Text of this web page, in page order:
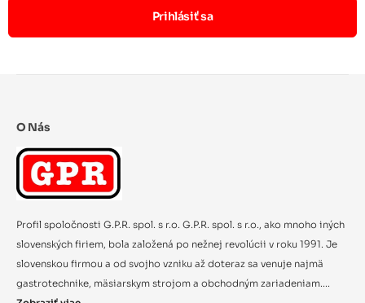
Prihlásiť sa
O Nás
Profil spoločnosti G.P.R. spol. s r.o. G.P.R. spol. s r.o., ako mnoho iných
slovenských firiem, bola založená po nežnej revolúcii v roku 1991. Je
slovenskou firmou a od svojho vzniku až doteraz sa venuje najmä
gastrotechnike, mäsiarskym strojom a obchodným zariadeniam....